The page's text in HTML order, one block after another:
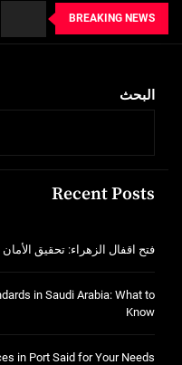
BREAKING NEWS
البحث
Recent Posts
فتح اقفال الزهراء: تحقيق
in Saudi Arabia: What to
Know
in Port Said for Your Needs